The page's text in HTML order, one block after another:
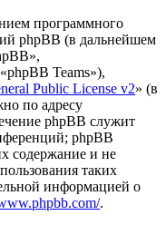
программного
phpBB (в дальнейшем
Teams»),
Public License v2» (в
по адресу
phpBB служит
phpBB
содержание и не
таких
информацией о
.